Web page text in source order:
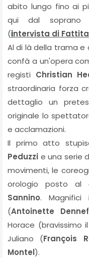
abito lungo fino ai
qui dal soprano
(intervista di
Al di là della trama
confà a un'opera
registi Christian
straordinaria forza
dettaglio un
originale lo
e acclamazioni.
Il primo atto
Peduzzi e una serie
movimenti, le
orologio posto al
Sannino.
(Antoinette
Horace (bravissimo
Juliano (François
Montel).